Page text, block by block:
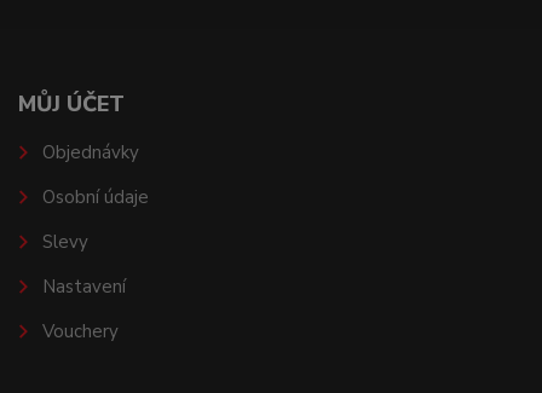
MŮJ ÚČET
Objednávky
Osobní údaje
Slevy
Nastavení
Vouchery